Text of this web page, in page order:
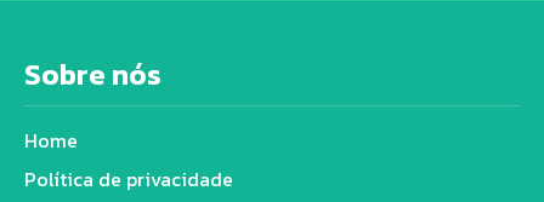
Sobre nós
Home
Política de privacidade